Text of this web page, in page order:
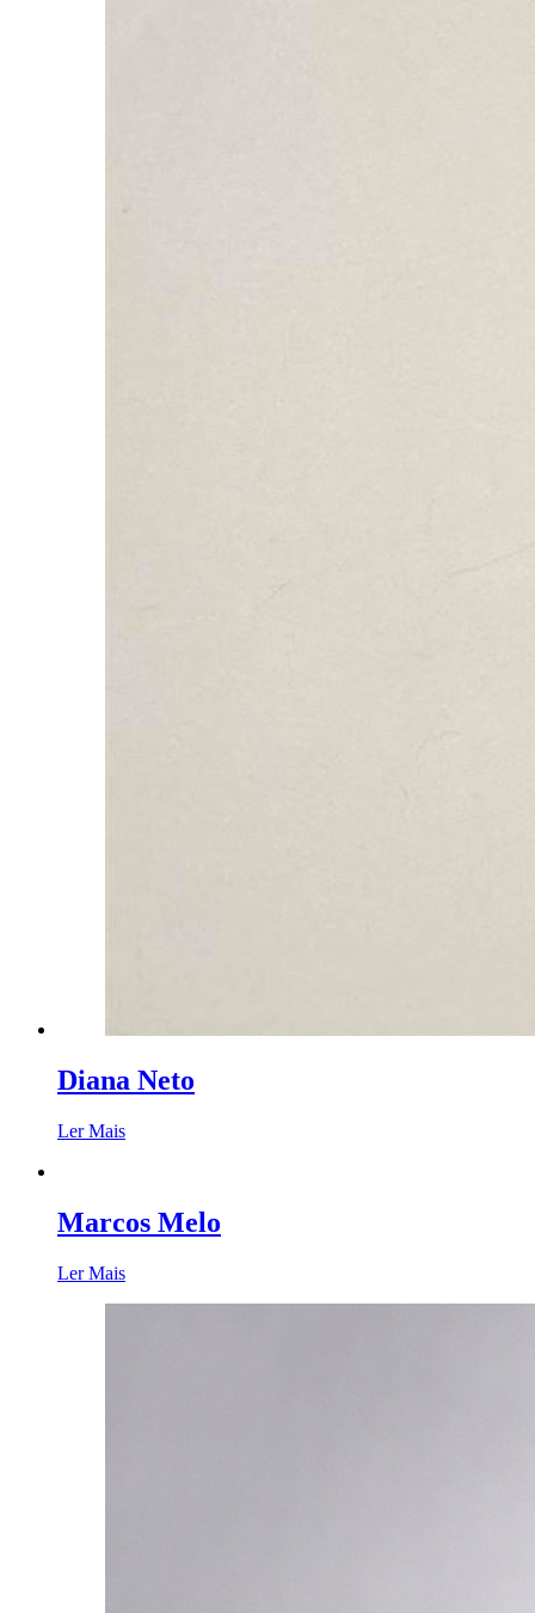
Diana Neto
Ler Mais
Marcos Melo
Ler Mais